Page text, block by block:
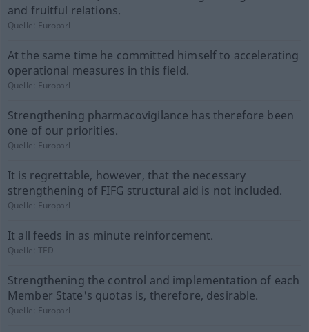
and fruitful relations.
Quelle: Europarl
At the same time he committed himself to accelerating
operational measures in this field.
Quelle: Europarl
Strengthening pharmacovigilance has therefore been
one of our priorities.
Quelle: Europarl
It is regrettable, however, that the necessary
strengthening of FIFG structural aid is not included.
Quelle: Europarl
It all feeds in as minute reinforcement.
Quelle:TED
Strengthening the control and implementation of each
Member State's quotas is, therefore, desirable.
Quelle: Europarl